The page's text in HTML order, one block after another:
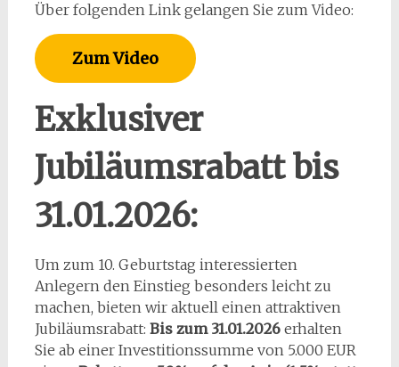
Über folgenden Link gelangen Sie zum Video:
Zum Video
Exklusiver
Jubiläumsrabatt bis
31.01.2026:
Um zum 10. Geburtstag interessierten
Anlegern den Einstieg besonders leicht zu
machen, bieten wir aktuell einen attraktiven
Jubiläumsrabatt: Bis zum 31.01.2026erhalten
Sie ab einer Investitionssumme von 5.000 EUR